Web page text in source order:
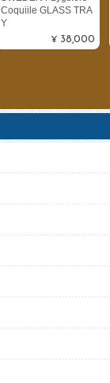
Coquiile GLASS TRA
Y
¥38,000